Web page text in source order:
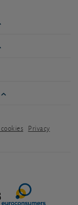
Privacy